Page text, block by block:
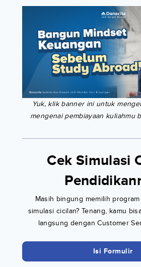
Yuk, klik banner ini untuk
mengenai pembiayaan kuliahmu
Cek Simulasi
Masih bingung memilih
simulasi cicilan? Tenang, kamu
langsung dengan Customer
Isi Formulir